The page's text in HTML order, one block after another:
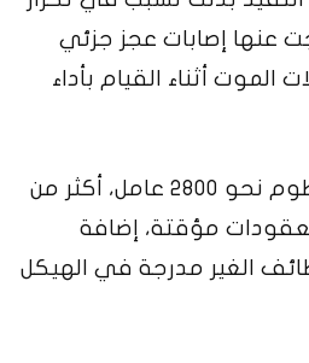
عنها إصابات عجز جزئي
أثناء القيام بأداء
وتضم هيئة مياه الخرطوم نحو 2800 عامل، أكثر من
مؤقتة، إضافة
الغير مدرجة في الهيكل